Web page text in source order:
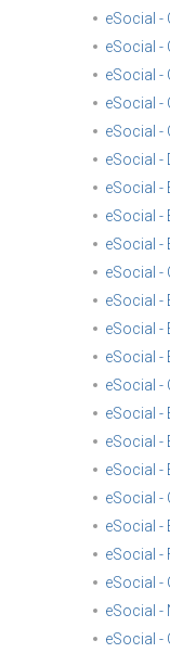
eSocial -
eSocial -
eSocial -
eSocial -
eSocial -
eSocial -
eSocial -
eSocial -
eSocial -
eSocial -
eSocial -
eSocial
eSocial -
eSocial -
eSocial -
eSocial -
eSocial -
eSocial -
eSocial -
eSocial -
eSocial -
eSocial -
eSocial -